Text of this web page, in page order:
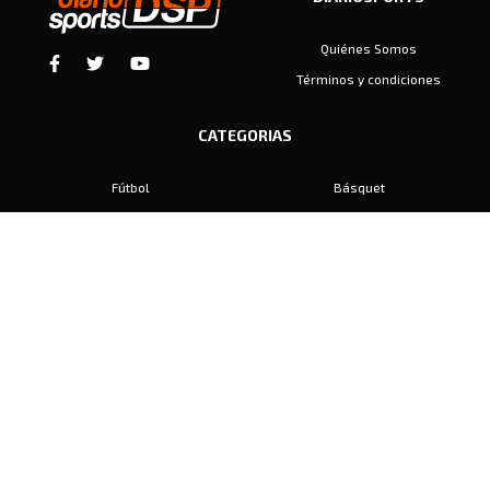
Quiénes Somos
Términos y condiciones
CATEGORIAS
Fútbol
Básquet